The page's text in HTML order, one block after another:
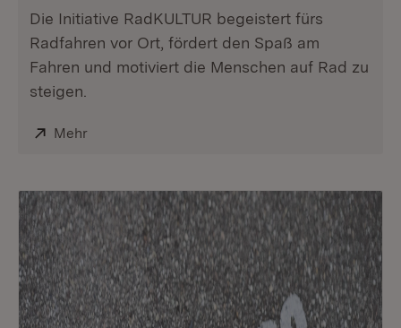
Die Initiative RadKULTUR begeistert fürs
Radfahren vor Ort, fördert den Spaß am
Fahren und motiviert die Menschen auf Rad zu
steigen.
Extern:
Mehr(Öffnet in neuem Fenster)